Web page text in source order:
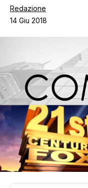
Chi siamo
Redazione
14 Giu 2018